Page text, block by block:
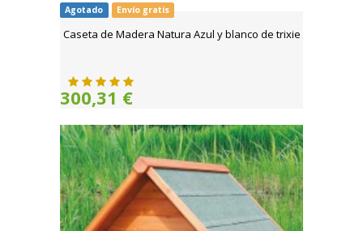
Agotado Envío gratis
Caseta de Madera Natura Azul y blanco de trixie
300,31 €